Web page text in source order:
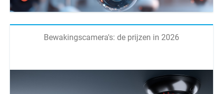
Bewakingscamera's: de prijzen in 2026